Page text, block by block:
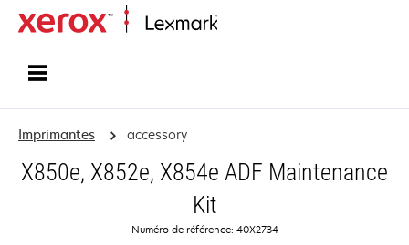
Imprimantes accessory
X850e, X852e, X854e ADF Maintenance
Kit
Numéro de référence: 40X2734